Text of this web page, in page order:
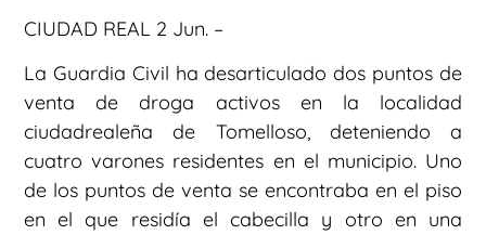
CIUDAD REAL 2 Jun. –
La Guardia Civil ha desarticulado dos puntos de
venta de droga activos en la localidad
ciudadrealeña de Tomelloso, deteniendo a
cuatro varones residentes en el municipio. Uno
de los puntos de venta se encontraba en el piso
en el que residía el cabecilla y otro en una